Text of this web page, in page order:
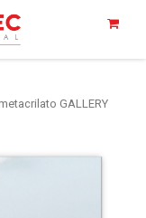
GALLERY